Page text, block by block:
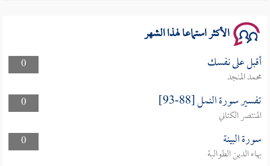
الأكثر استماعا لهذا الشهر
0 أقبل على نفسك
محمد المنجد
0
تفسير سورة النمل [88-93]
المنتصر الكتاني
0
سورة البينة
بهاء الدين الطوالبة